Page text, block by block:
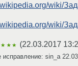
wiki/
wiki/
(22.03.2017
исправление: sin_a